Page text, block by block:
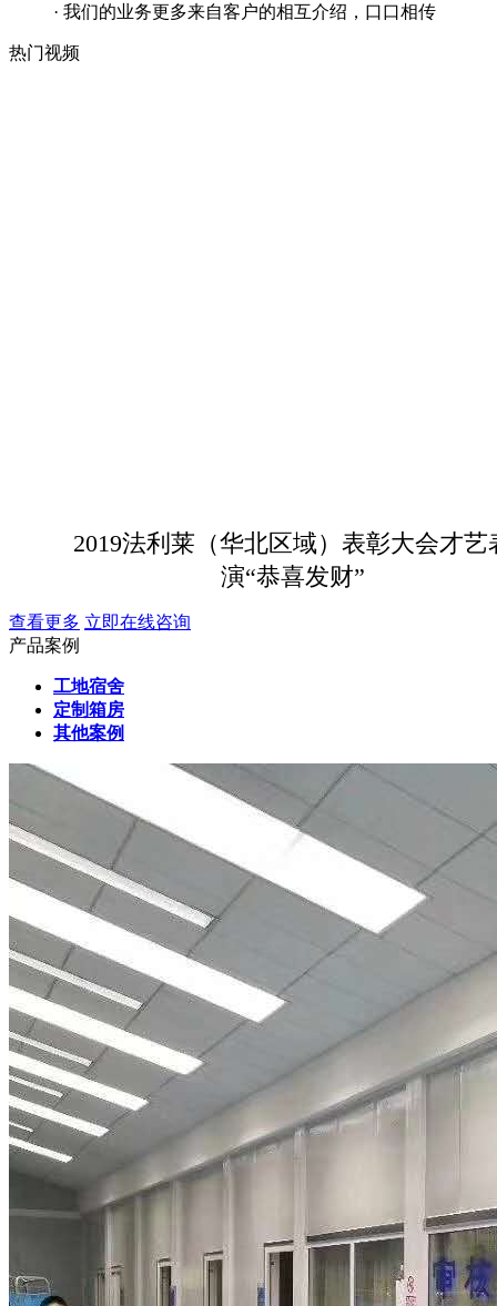
· 我们的业务更多来自客户的相互介绍，口口相传
热门视频
2019法利莱（华北区域）表彰大会才艺
演“恭喜发财”
查看更多 立即在线咨询
产品案例
工地宿舍
定制箱房
其他案例